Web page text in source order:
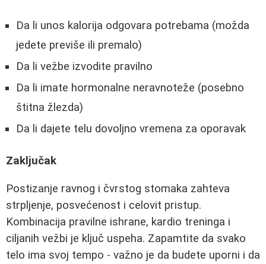
Da li unos kalorija odgovara potrebama (možda
jedete previše ili premalo)
Da li vežbe izvodite pravilno
Da li imate hormonalne neravnoteže (posebno
štitna žlezda)
Da li dajete telu dovoljno vremena za oporavak
Zaključak
Postizanje ravnog i čvrstog stomaka zahteva
strpljenje, posvećenost i celovit pristup.
Kombinacija pravilne ishrane, kardio treninga i
ciljanih vežbi je ključ uspeha. Zapamtite da svako
telo ima svoj tempo - važno je da budete uporni i da